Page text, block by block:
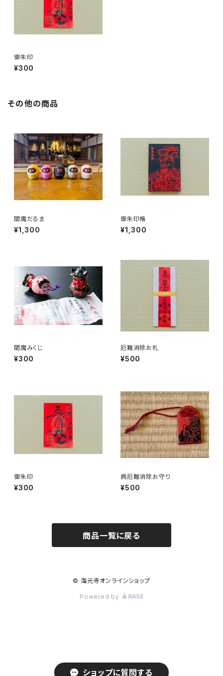
ショップに質問する
御朱印
¥300
その他の商品
閻魔だるま
¥1,300
御朱印帳
¥1,300
閻魔みくじ
¥300
厄難消除お札
¥500
御朱印
¥300
病厄難消除お守り
¥500
商品一覧に戻る
© 海元寺オンラインショップ
Powered by